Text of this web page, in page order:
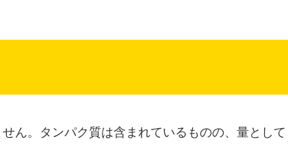
ん。タンパク質は含まれているものの、量として